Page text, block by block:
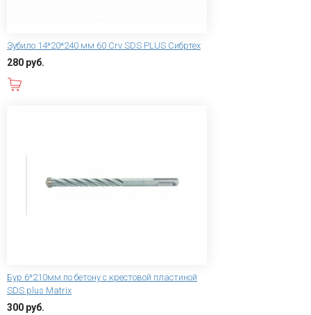
Зубило 14*20*240 мм 60 Сrv SDS PLUS Сибртех
280 руб.
Бур 6*210мм по бетону с крестовой пластиной
SDS plus Matrix
300 руб.